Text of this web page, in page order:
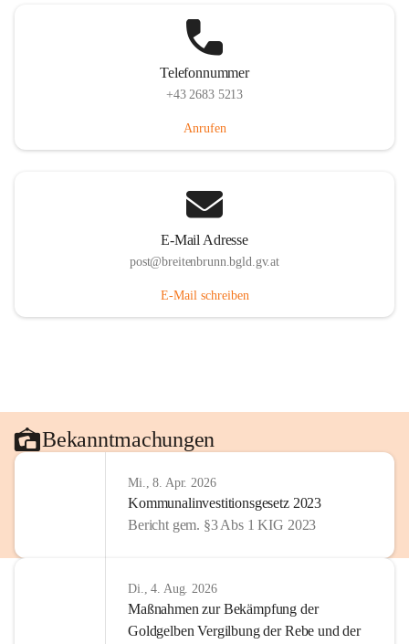
Telefonnummer
+43 2683 5213
Anrufen
E-Mail Adresse
post@breitenbrunn.bgld.gv.at
E-Mail schreiben
Bekanntmachungen
Mi., 8. Apr. 2026
Kommunalinvestitionsgesetz 2023
Bericht gem. §3 Abs 1 KIG 2023
Di., 4. Aug. 2026
Maßnahmen zur Bekämpfung der
Goldgelben Vergilbung der Rebe und der